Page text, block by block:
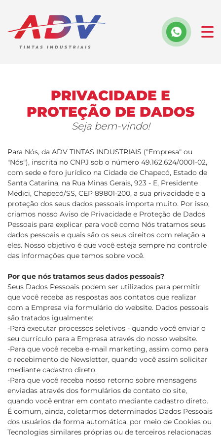
PRIVACIDADE E
PROTEÇÃO DE DADOS
Seja bem-vindo!
Para Nós, da ADV TINTAS INDUSTRIAIS ("Empresa" ou
"Nós"), inscrita no CNPJ sob o número 49.162.624/0001-02,
com sede e foro jurídico na Cidade de Chapecó, Estado de
Santa Catarina, na Rua Minas Gerais, 923 - E, Presidente
Medici, Chapecó/SS, CEP 89801-200, a sua privacidade e a
proteção dos seus dados pessoais importa muito. Por isso,
criamos nosso Aviso de Privacidade e Proteção de Dados
Pessoais para explicar para você como Nós tratamos seus
dados pessoais e quais são os seus direitos com relação a
eles. Nosso objetivo é que você esteja sempre no controle
das informações que temos sobre você.
Por que nós tratamos seus dados pessoais?
Seus Dados Pessoais podem ser utilizados para permitir
que você receba as respostas aos contatos que realizar
com a Empresa via formulário do website. Dados pessoais
são tratados igualmente:
-Para executar processos seletivos - quando você enviar o
seu currículo para a Empresa através do nosso website.
-Para que você receba e-mail marketing, assim como para
o recebimento de Newsletter, quando você assim solicitar
mediante cadastro direto.
-Para que você receba nosso retorno sobre mensagens
enviadas através dos formulários de contato do site,
quando você entrar em contato mediante cadastro direto.
É comum, ainda, coletarmos determinados Dados Pessoais
dos usuários de forma automática, por meio de Cookies ou
Tecnologias similares próprias ou de terceiros relacionadas